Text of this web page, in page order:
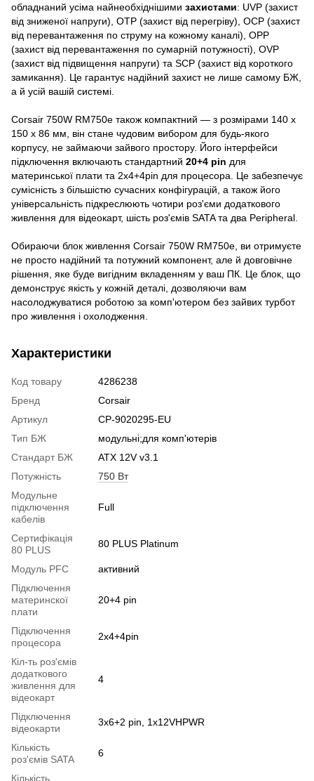
обладнаний усіма найнеобхіднішими захистами: UVP (захист
від зниженої напруги), OTP (захист від перегріву), OCP (захист
від перевантаження по струму на кожному каналі), OPP
(захист від перевантаження по сумарній потужності), OVP
(захист від підвищення напруги) та SCP (захист від короткого
замикання). Це гарантує надійний захист не лише самому БЖ,
а й усій вашій системі.
Corsair 750W RM750e також компактний — з розмірами 140 х
150 х 86 мм, він стане чудовим вибором для будь-якого
корпусу, не займаючи зайвого простору. Його інтерфейси
підключення включають стандартний 20+4 pin для
материнської плати та 2x4+4pin для процесора. Це забезпечує
сумісність з більшістю сучасних конфігурацій, а також його
універсальність підкреслюють чотири роз'єми додаткового
живлення для відеокарт, шість роз'ємів SATA та два Peripheral.
Обираючи блок живлення Corsair 750W RM750e, ви отримуєте
не просто надійний та потужний компонент, але й довговічне
рішення, яке буде вигідним вкладенням у ваш ПК. Це блок, що
демонструє якість у кожній деталі, дозволяючи вам
насолоджуватися роботою за комп'ютером без зайвих турбот
про живлення і охолодження.
Характеристики
Код товару
4286238
Бренд
Corsair
Артикул
CP-9020295-EU
Тип БЖ
модульні;для комп'ютерів
Стандарт БЖ
ATX 12V v3.1
Потужність
750 Вт
Модульне
підключення
кабелів
Full
Сертифікація
80 PLUS
80 PLUS Platinum
Модуль PFC
активний
Підключення
материнскої
плати
20+4 pin
Підключення
процесора
2x4+4pin
Кіл-ть роз'ємів
додаткового
живлення для
відеокарт
4
Підключення
відеокарти
3x6+2 pin, 1x12VHPWR
Кількість
роз'ємів SATA
6
Кількість